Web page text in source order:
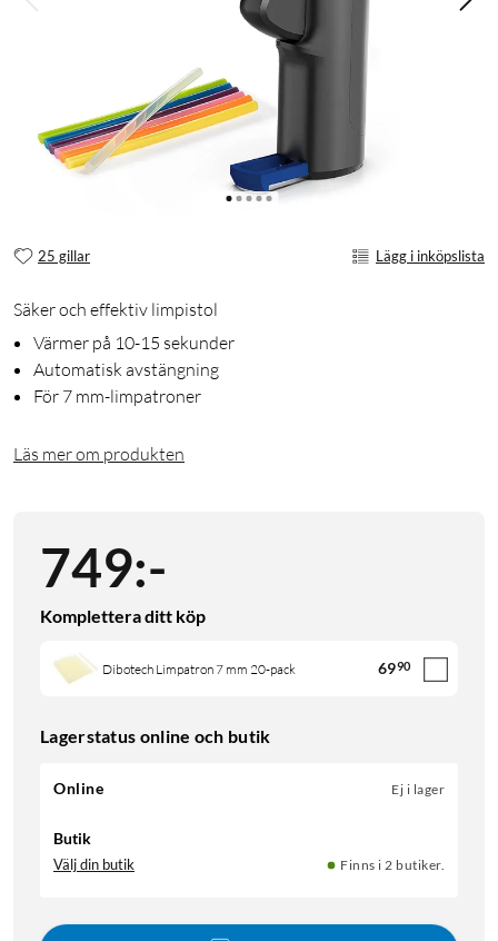
25 gillar Lägg i inköpslista
Säker och effektiv limpistol
Värmer på 10-15 sekunder
Automatisk avstängning
För 7 mm-limpatroner
Läs mer om produkten
749:-
Komplettera ditt köp
Dibotech Limpatron 7 mm 20-pack 6990
Lagerstatus online och butik
Online Ej i lager
Butik
Välj din butik Finns i 2 butiker.